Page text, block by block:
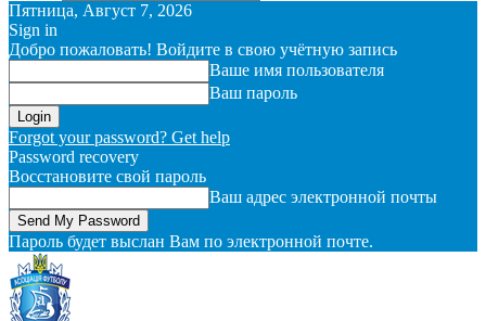
Пятница, Август 7, 2026
Sign in
Добро пожаловать! Войдите в свою учётную запись
Ваше имя пользователя
Ваш пароль
Forgot your password? Get help
Password recovery
Восстановите свой пароль
Ваш адрес электронной почты
Пароль будет выслан Вам по электронной почте.